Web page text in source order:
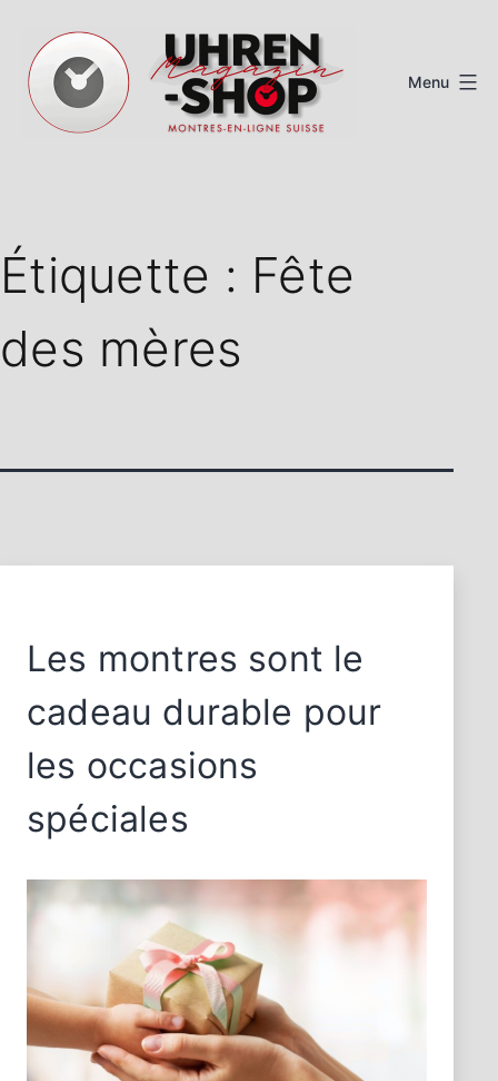
contenu
suisses
Menu
Étiquette : Fête
des mères
Les montres sont le
cadeau durable pour
les occasions
spéciales